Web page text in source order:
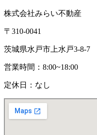
株式会社みらい不動産
〒310-0041
茨城県水戸市上水戸3-8-7
営業時間：8:00~18:00
定休日：なし